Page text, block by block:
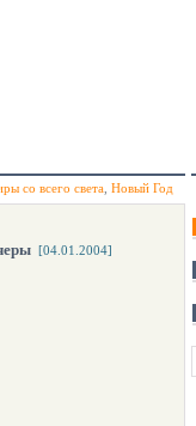
со всего света Новый Год
[04.01.2004]